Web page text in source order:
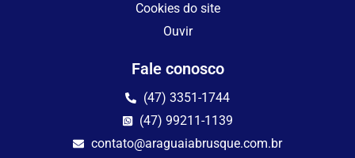
Cookies do site
Ouvir
Fale conosco
(47) 3351-1744
(47) 99211-1139
contato@araguaiabrusque.com.br